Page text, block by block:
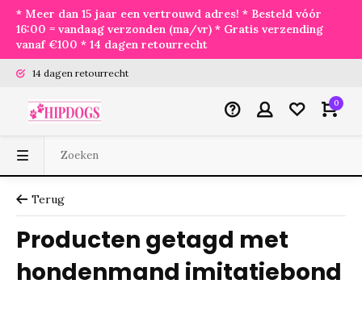
* Meer dan 15 jaar een vertrouwd adres! * Besteld vóór
16:00 = vandaag verzonden (ma/vr) * Gratis verzending
vanaf €100 * 14 dagen retourrecht
14 dagen retourrecht
0
Terug
Producten getagd met
hondenmand imitatiebond